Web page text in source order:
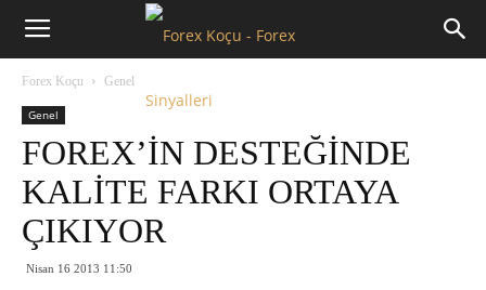
Forex
Forex Koçu Genel
Genel
FOREX’İN DESTEĞİNDE
KALİTE FARKI ORTAYA
ÇIKIYOR
Nisan 16 2013 11:50